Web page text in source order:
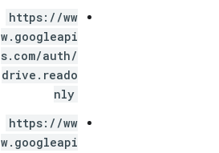
https://ww
w.googleapi
s.com/auth/
drive.reado
nly
https://ww
w.googleapi